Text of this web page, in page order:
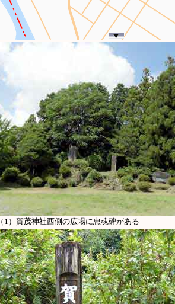
（1）賀茂神社西側の広場に忠魂碑がある